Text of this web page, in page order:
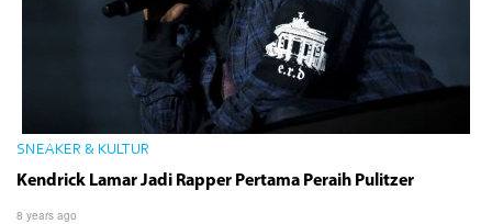
SNEAKER & KULTUR
Kendrick Lamar Jadi Rapper Pertama Peraih Pulitzer
8 years ago